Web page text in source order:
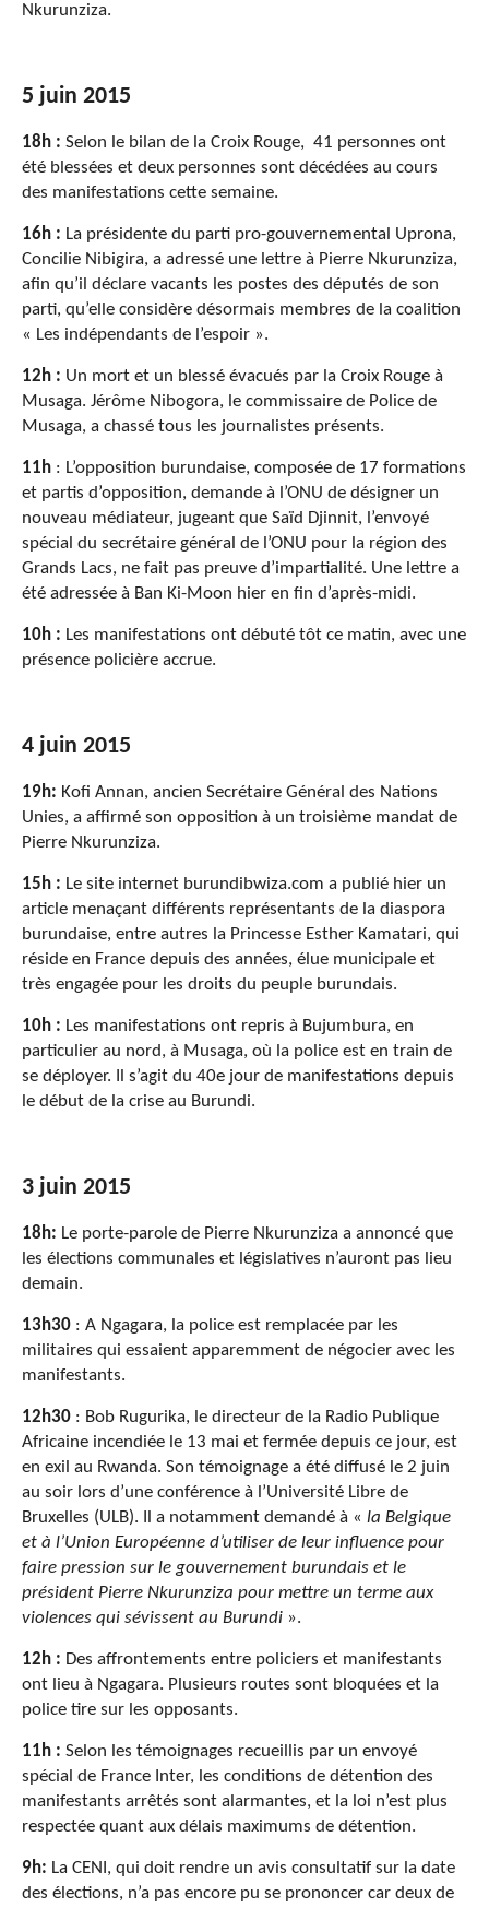
Nkurunziza.
5 juin 2015
18h : Selon le bilan de la Croix Rouge, 41 personnes ont
été blessées et deux personnes sont décédées au cours
des manifestations cette semaine.
16h : La présidente du parti pro-gouvernemental Uprona,
Concilie Nibigira, a adressé une lettre à Pierre Nkurunziza,
afin qu’il déclare vacants les postes des députés de son
parti, qu’elle considère désormais membres de la coalition
« Les indépendants de l’espoir ».
12h : Un mort et un blessé évacués par la Croix Rouge à
Musaga. Jérôme Nibogora, le commissaire de Police de
Musaga, a chassé tous les journalistes présents.
11h : L’opposition burundaise, composée de 17 formations
et partis d’opposition, demande à l’ONU de désigner un
nouveau médiateur, jugeant que Saïd Djinnit, l’envoyé
spécial du secrétaire général de l’ONU pour la région des
Grands Lacs, ne fait pas preuve d’impartialité. Une lettre a
été adressée à Ban Ki-Moon hier en fin d’après-midi.
10h : Les manifestations ont débuté tôt ce matin, avec une
présence policière accrue.
4 juin 2015
19h: Kofi Annan, ancien Secrétaire Général des Nations
Unies, a affirmé son opposition à un troisième mandat de
Pierre Nkurunziza.
15h : Le site internet burundibwiza.com a publié hier un
article menaçant différents représentants de la diaspora
burundaise, entre autres la Princesse Esther Kamatari, qui
réside en France depuis des années, élue municipale et
très engagée pour les droits du peuple burundais.
10h : Les manifestations ont repris à Bujumbura, en
particulier au nord, à Musaga, où la police est en train de
se déployer. Il s’agit du 40e jour de manifestations depuis
le début de la crise au Burundi.
3 juin 2015
18h: Le porte-parole de Pierre Nkurunziza a annoncé que
les élections communales et législatives n’auront pas lieu
demain.
13h30 : A Ngagara, la police est remplacée par les
militaires qui essaient apparemment de négocier avec les
manifestants.
12h30 : Bob Rugurika, le directeur de la Radio Publique
Africaine incendiée le 13 mai et fermée depuis ce jour, est
en exil au Rwanda. Son témoignage a été diffusé le 2 juin
au soir lors d’une conférence à l’Université Libre de
Bruxelles (ULB). Il a notamment demandé à « la Belgique
et à l’Union Européenne d’utiliser de leur influence pour
faire pression sur le gouvernement burundais et le
président Pierre Nkurunziza pour mettre un terme aux
violences qui sévissent au Burundi ».
12h : Des affrontements entre policiers et manifestants
ont lieu à Ngagara. Plusieurs routes sont bloquées et la
police tire sur les opposants.
11h : Selon les témoignages recueillis par un envoyé
spécial de France Inter, les conditions de détention des
manifestants arrêtés sont alarmantes, et la loi n’est plus
respectée quant aux délais maximums de détention.
9h: La CENI, qui doit rendre un avis consultatif sur la date
des élections, n’a pas encore pu se prononcer car deux de